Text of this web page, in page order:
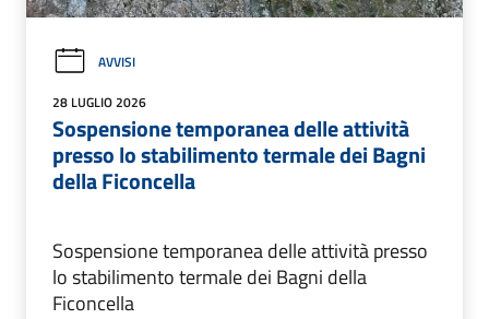
AVVISI
28 LUGLIO 2026
Sospensione temporanea delle attività
presso lo stabilimento termale dei Bagni
della Ficoncella
Sospensione temporanea delle attività presso
lo stabilimento termale dei Bagni della
Ficoncella